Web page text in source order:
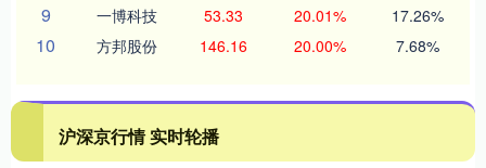
9 一博科技 53.33 20.01% 17.26%
10 方邦股份 146.16 20.00% 7.68%
沪深京行情 实时轮播